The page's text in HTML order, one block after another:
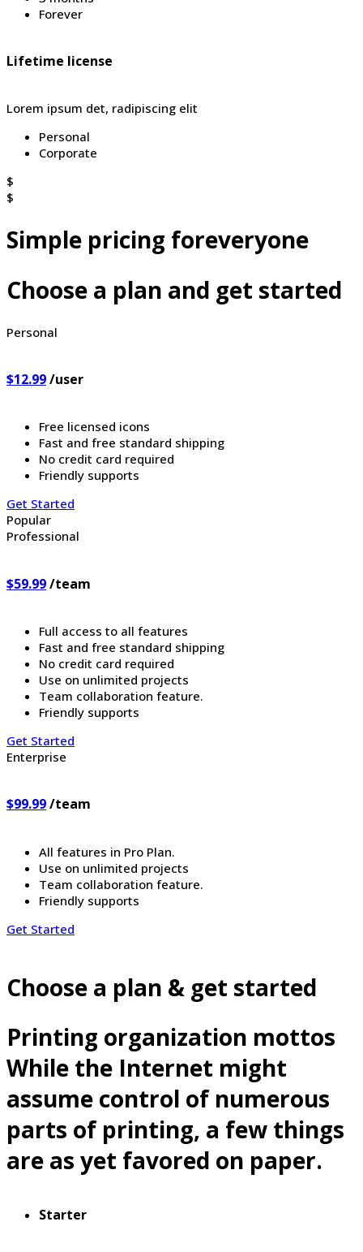
Forever
Lifetime license
Lorem ipsum det, radipiscing elit
Personal
Corporate
$
$
Simple pricing foreveryone
Choose a plan and get started
Personal
$12.99/user
Free licensed icons
Fast and free standard shipping
No credit card required
Friendly supports
Get Started
Popular
Professional
$59.99/team
Full access to all features
Fast and free standard shipping
No credit card required
Use on unlimited projects
Team collaboration feature.
Friendly supports
Get Started
Enterprise
$99.99/team
All features in Pro Plan.
Use on unlimited projects
Team collaboration feature.
Friendly supports
Get Started
Choose a plan & get started
Printing organization mottos
While the Internet might
assume control of numerous
parts of printing, a few things
are as yet favored on paper.
Starter